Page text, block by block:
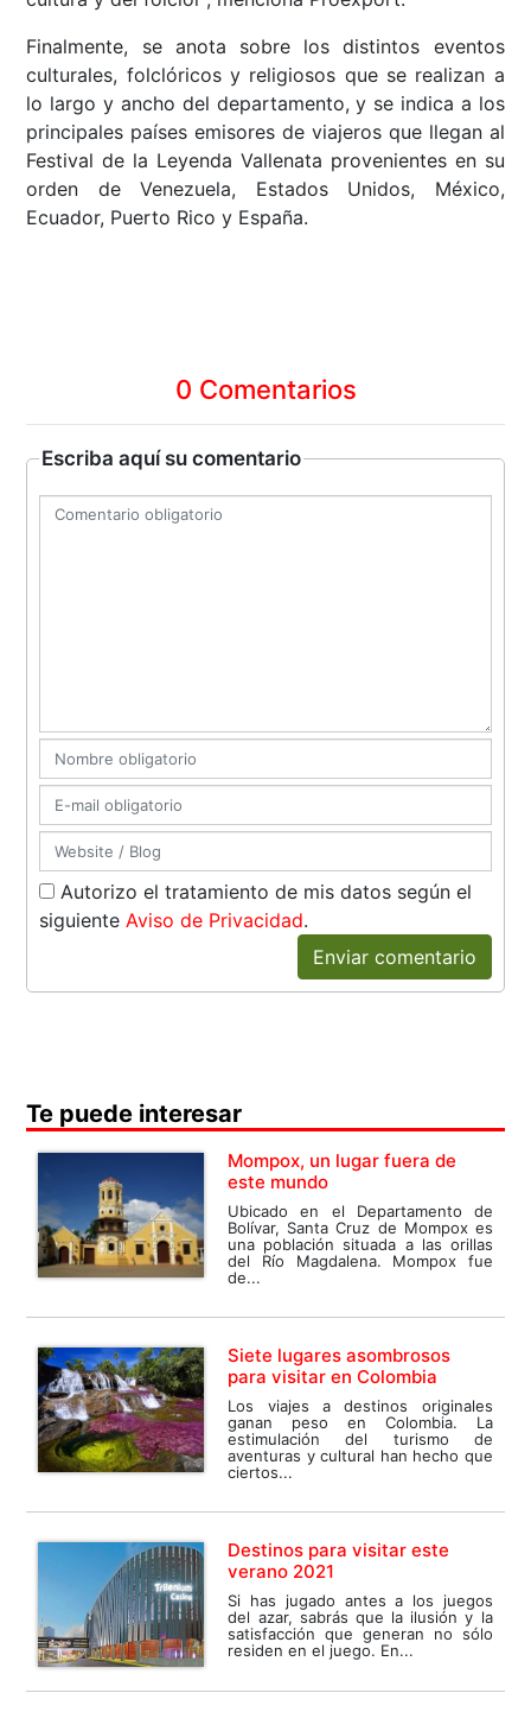
Finalmente, se anota sobre los distintos eventos
culturales, folclóricos y religiosos que se realizan a
lo largo y ancho del departamento, y se indica a los
principales países emisores de viajeros que llegan al
Festival de la Leyenda Vallenata provenientes en su
orden de Venezuela, Estados Unidos, México,
Ecuador, Puerto Rico y España.
0 Comentarios
Escriba aquí su comentario
Autorizo el tratamiento de mis datos según el
siguiente Aviso de Privacidad.
Enviar comentario
Te puede interesar
Mompox, un lugar fuera de
este mundo
Ubicado en el Departamento de
Bolívar, Santa Cruz de Mompox es
una población situada a las orillas
del Río Magdalena. Mompox fue
de...
Siete lugares asombrosos
para visitar en Colombia
Los viajes a destinos originales
ganan peso en Colombia. La
estimulación del turismo de
aventuras y cultural han hecho que
ciertos...
Destinos para visitar este
verano 2021
Si has jugado antes a los juegos
del azar, sabrás que la ilusión y la
satisfacción que generan no sólo
residen en el juego. En...